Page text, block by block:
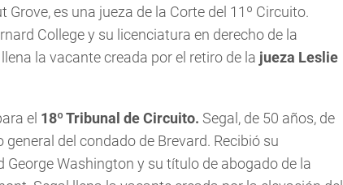
Grove, es una jueza de la Corte del 11º Circuito.
College y su licenciatura en derecho de la
la vacante creada por el retiro de la jueza Leslie
el 18º Tribunal de Circuito. Segal, de 50 años, de
del condado de Brevard. Recibió su
George Washington y su título de abogado de la